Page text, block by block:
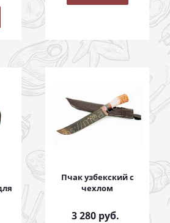
Пчак узбекский с
чехлом
3 280руб.